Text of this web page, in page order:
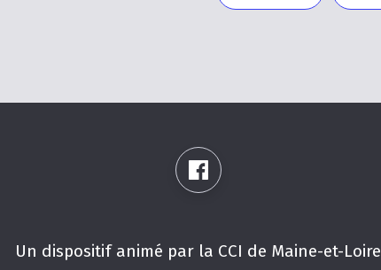
Un dispositif animé par la CCI de Maine-et-Loire